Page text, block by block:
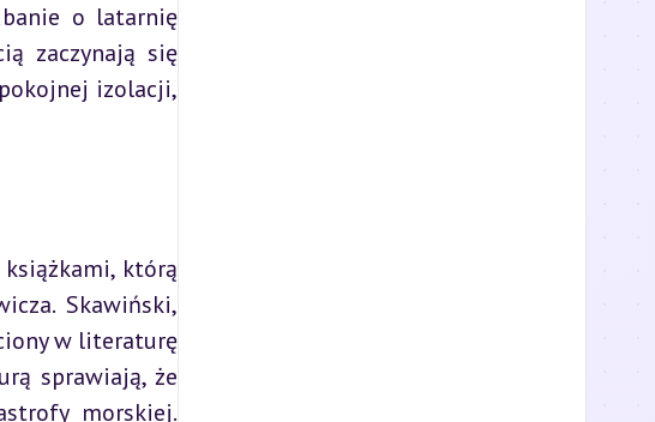
o latarnię
zaczynają się
izolacji,
którą
Skawiński,
w literaturę
sprawiają, że
morskiej.